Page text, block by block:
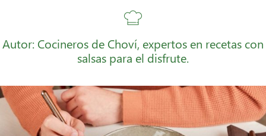
Autor: Cocineros de Choví, expertos en recetas con
salsas para el disfrute.